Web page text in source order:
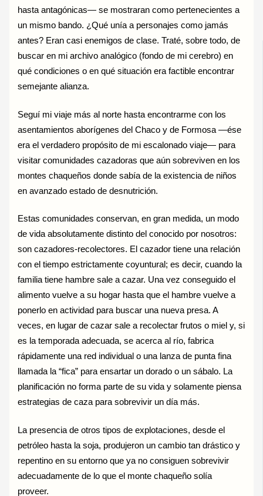
hasta antagónicas— se mostraran como pertenecientes a
un mismo bando. ¿Qué unía a personajes como jamás
antes? Eran casi enemigos de clase. Traté, sobre todo, de
buscar en mi archivo analógico (fondo de mi cerebro) en
qué condiciones o en qué situación era factible encontrar
semejante alianza.
Seguí mi viaje más al norte hasta encontrarme con los
asentamientos aborígenes del Chaco y de Formosa —ése
era el verdadero propósito de mi escalonado viaje— para
visitar comunidades cazadoras que aún sobreviven en los
montes chaqueños donde sabía de la existencia de niños
en avanzado estado de desnutrición.
Estas comunidades conservan, en gran medida, un modo
de vida absolutamente distinto del conocido por nosotros:
son cazadores-recolectores. El cazador tiene una relación
con el tiempo estrictamente coyuntural; es decir, cuando la
familia tiene hambre sale a cazar. Una vez conseguido el
alimento vuelve a su hogar hasta que el hambre vuelve a
ponerlo en actividad para buscar una nueva presa. A
veces, en lugar de cazar sale a recolectar frutos o miel y, si
es la temporada adecuada, se acerca al río, fabrica
rápidamente una red individual o una lanza de punta fina
llamada la “fica” para ensartar un dorado o un sábalo. La
planificación no forma parte de su vida y solamente piensa
estrategias de caza para sobrevivir un día más.
La presencia de otros tipos de explotaciones, desde el
petróleo hasta la soja, produjeron un cambio tan drástico y
repentino en su entorno que ya no consiguen sobrevivir
adecuadamente de lo que el monte chaqueño solía
proveer.